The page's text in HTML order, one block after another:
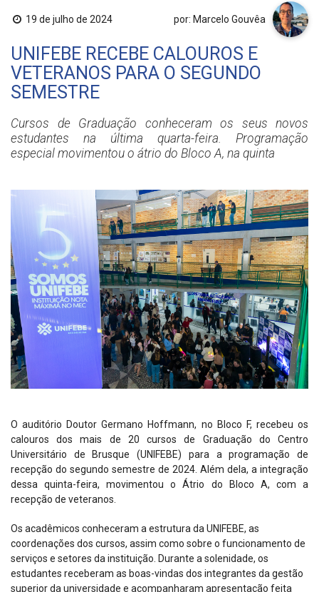
19 de julho de 2024 por: Marcelo Gouvêa
UNIFEBE RECEBE CALOUROS E
VETERANOS PARA O SEGUNDO
SEMESTRE
Cursos de Graduação conheceram os seus novos
estudantes na última quarta-feira. Programação
especial movimentou o átrio do Bloco A, na quinta
O auditório Doutor Germano Hoffmann, no Bloco F, recebeu os
calouros dos mais de 20 cursos de Graduação do Centro
Universitário de Brusque (UNIFEBE) para a programação de
recepção do segundo semestre de 2024. Além dela, a integração
dessa quinta-feira, movimentou o Átrio do Bloco A, com a
recepção de veteranos.
Os acadêmicos conheceram a estrutura da UNIFEBE, as
coordenações dos cursos, assim como sobre o funcionamento de
serviços e setores da instituição. Durante a solenidade, os
estudantes receberam as boas-vindas dos integrantes da gestão
superior da universidade e acompanharam apresentação feita